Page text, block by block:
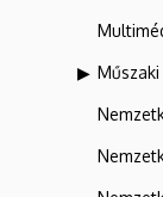
Műszaki